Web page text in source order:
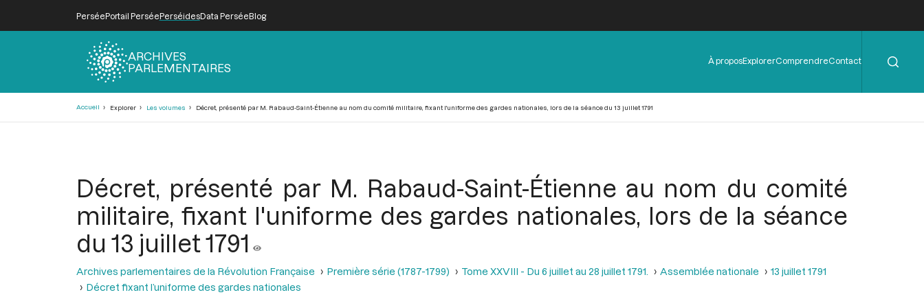
PerséePortail PerséePerséidesData PerséeBlog
ARCHIVES
PARLEMENTAIRES
Menu
de
À proposExplorerComprendreContact
Accueil Explorer Les volumes Décret, présenté par M. Rabaud-Saint-Étienne au nom du comité militaire, fixant l'uniforme des gardes nationales, lors de la séance du 13 juillet 1791
Décret, présenté par M. Rabaud-Saint-Étienne au nom du comité
militaire, fixant l'uniforme des gardes nationales, lors de la séance
du 13 juillet 1791
Archives parlementaires de la Révolution Française Première série (1787-1799) Tome XXVIII - Du 6 juillet au 28 juillet 1791. Assemblée nationale
13 juillet 1791
Décret fixant l’uniforme des gardes nationales